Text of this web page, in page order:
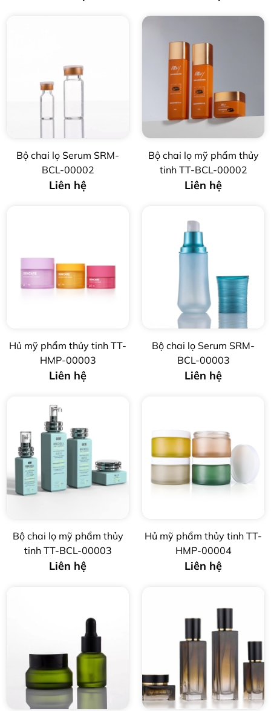
Bộ chai lọ Serum SRM-
BCL-00002
Liên hệ
Bộ chai lọ mỹ phẩm thủy
tinh TT-BCL-00002
Liên hệ
Hủ mỹ phẩm thủy tinh TT-
HMP-00003
Liên hệ
Bộ chai lọ Serum SRM-
BCL-00003
Liên hệ
Bộ chai lọ mỹ phẩm thủy
tinh TT-BCL-00003
Liên hệ
Hủ mỹ phẩm thủy tinh TT-
HMP-00004
Liên hệ